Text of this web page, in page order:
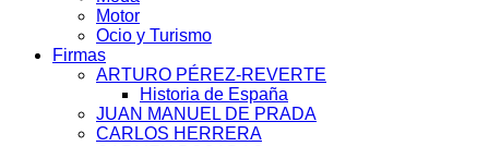
Motor
Ocio y Turismo
Firmas
ARTURO PÉREZ-REVERTE
Historia de España
JUAN MANUEL DE PRADA
CARLOS HERRERA